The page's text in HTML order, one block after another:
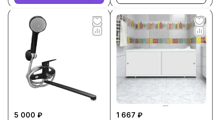
5 000 ₽
1 667 ₽